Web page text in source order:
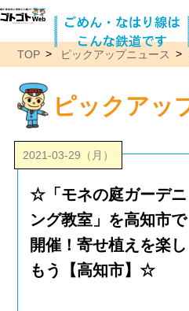
TOP ピックアップニュース
ピックアッ
2021-03-29（月）
☆「モネの庭ガーデニ
ング教室」を高知市で
開催！寄せ植えを楽し
もう【高知市】☆